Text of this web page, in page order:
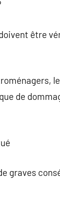
être
de
graves